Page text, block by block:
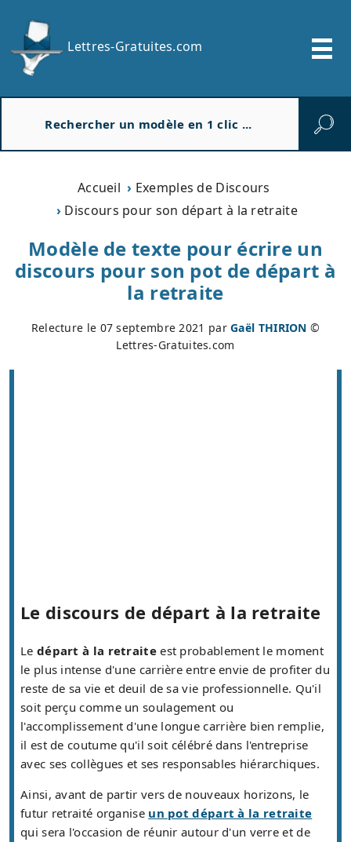
Lettres-Gratuites.com
Accueil
Exemples de Discours
Discours pour son départ à la retraite
Modèle de texte pour écrire un
discours pour son pot de départ à
la retraite
Relecture le 07 septembre 2021 parGaël THIRION ©
Lettres-Gratuites.com
Le discours de départ à la retraite
Le départ à la retraiteest probablement le moment
le plus intense d'une carrière entre envie de profiter du
reste de sa vie et deuil de sa vie professionnelle. Qu'il
soit perçu comme un soulagement ou
l'accomplissement d'une longue carrière bien remplie,
il est de coutume qu'il soit célébré dans l'entreprise
avec ses collègues et ses responsables hiérarchiques.
Ainsi, avant de partir vers de nouveaux horizons, le
futur retraité organise un pot départ à la retraite
qui sera l'occasion de réunir autour d'un verre et de